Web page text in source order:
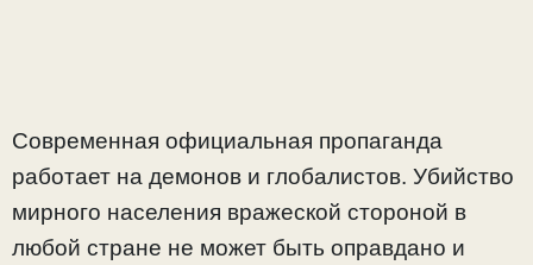
Современная официальная пропаганда
работает на демонов и глобалистов. Убийство
мирного населения вражеской стороной в
любой стране не может быть оправдано и